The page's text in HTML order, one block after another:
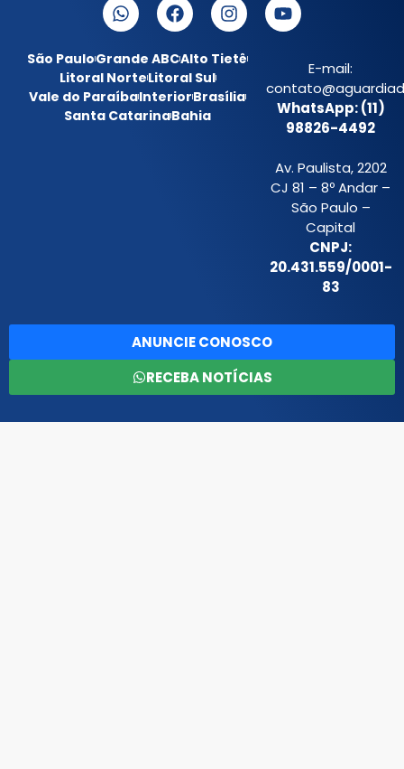
São PauloGrande ABCAlto Tietê
Litoral NorteLitoral Sul
Vale do ParaíbaInteriorBrasília
Santa CatarinaBahia
E-mail:
WhatsApp: (11)
98826-4492
Av. Paulista, 2202
CJ 81 – 8º Andar –
São Paulo –
Capital
CNPJ:
20.431.559/0001-
83
ANUNCIE CONOSCO
RECEBA NOTÍCIAS